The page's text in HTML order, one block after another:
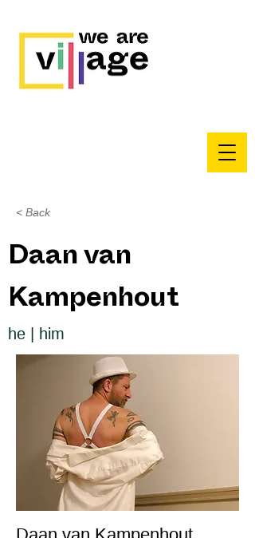
< Back
Daan van
Kampenhout
he | him